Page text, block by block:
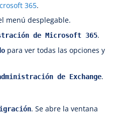
365.
menú desplegable.
de Microsoft 365.
para ver todas las opciones y
de Exchange.
. Se abre la ventana